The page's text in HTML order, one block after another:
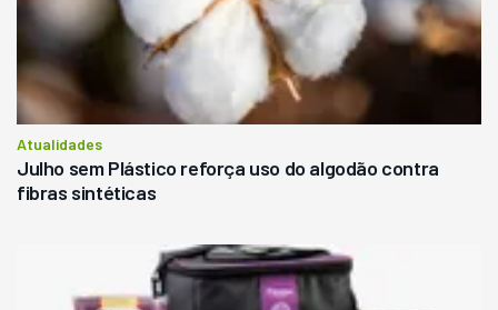
Atualidades
Julho sem Plástico reforça uso do algodão contra
fibras sintéticas